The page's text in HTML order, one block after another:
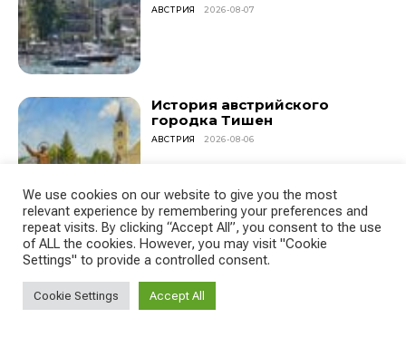
АВСТРИЯ 2026-08-07
История австрийского
городка Тишен
АВСТРИЯ 2026-08-06
Наблюдение эмигранта:
насколько сложно найти
новых друзей?
ВСЕ СТАТЬИ
We use cookies on our website to give you the most
relevant experience by remembering your preferences and
repeat visits. By clicking “Accept All”, you consent to the use
of ALL the cookies. However, you may visit "Cookie
Settings" to provide a controlled consent.
Cookie Settings Accept All